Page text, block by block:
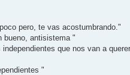
pero, te vas acostumbrando."
bueno, antisistema "
que nos van a
"